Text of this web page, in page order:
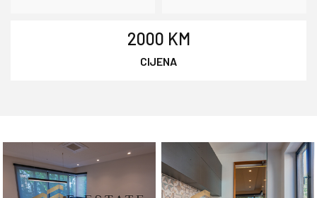
2000 KM
CIJENA